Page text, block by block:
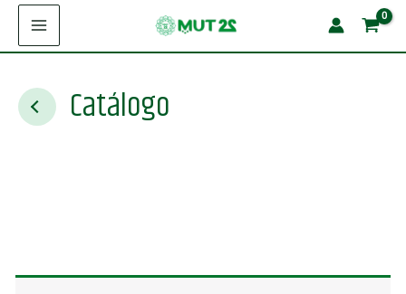
Catálogo